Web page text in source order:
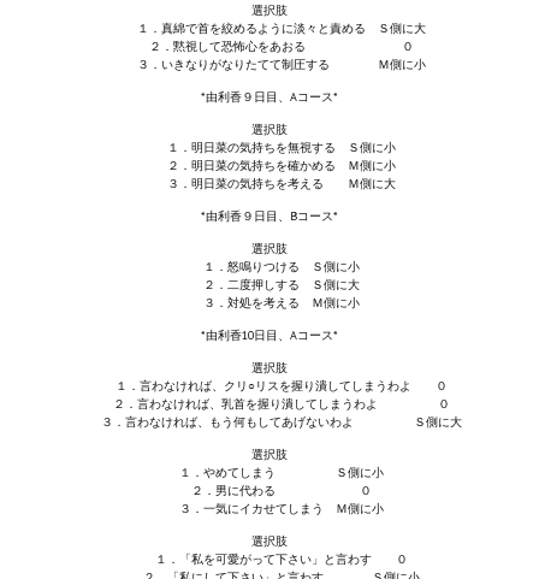
選択肢
１．真綿で首を絞めるように淡々と責める Ｓ側に大
２．黙視して恐怖心をあおる ０
３．いきなりがなりたてて制圧する Ｍ側に小
*由利香９日目、Aコース*
選択肢
１．明日菜の気持ちを無視する Ｓ側に小
２．明日菜の気持ちを確かめる Ｍ側に小
３．明日菜の気持ちを考える Ｍ側に大
*由利香９日目、Bコース*
選択肢
１．怒鳴りつける Ｓ側に小
２．二度押しする Ｓ側に大
３．対処を考える Ｍ側に小
*由利香10日目、Aコース*
選択肢
１．言わなければ、クリ○リスを握り潰してしまうわよ ０
２．言わなければ、乳首を握り潰してしまうわよ ０
３．言わなければ、もう何もしてあげないわよ Ｓ側に大
選択肢
１．やめてしまう Ｓ側に小
２．男に代わる ０
３．一気にイカせてしまう Ｍ側に小
選択肢
１．「私を可愛がって下さい」と言わす ０